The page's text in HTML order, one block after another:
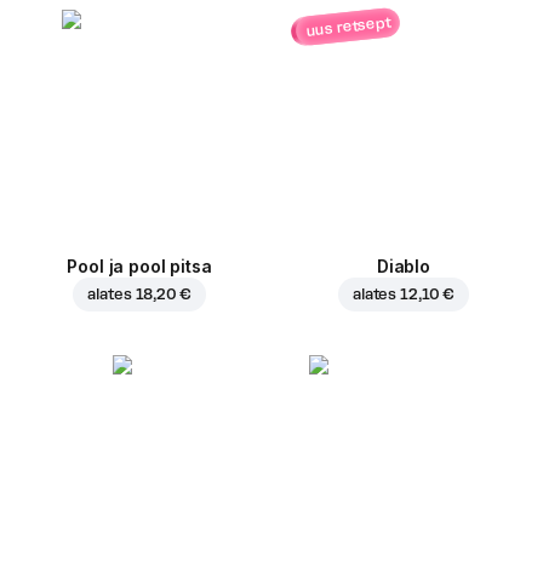
Pool ja pool pitsa
alates 18,20 €
uus retsept
Diablo
alates 12,10 €